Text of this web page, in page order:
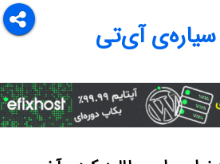
سیاره‌ی آی‌تی